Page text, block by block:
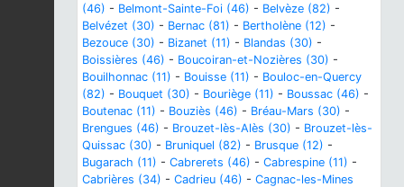
(46) - Belmont-Sainte-Foi (46) - Belvèze (82) -
Belvézet (30) - Bernac (81) - Bertholène (12) -
Bezouce (30) - Bizanet (11) - Blandas (30) -
Boissières (46) - Boucoiran-et-Nozières (30) -
Bouilhonnac (11) - Bouisse (11) - Bouloc-en-Quercy
(82) - Bouquet (30) - Bouriège (11) - Boussac (46) -
Boutenac (11) - Bouziès (46) - Bréau-Mars (30) -
Brengues (46) - Brouzet-lès-Alès (30) - Brouzet-lès-
Quissac (30) - Bruniquel (82) - Brusque (12) -
Bugarach (11) - Cabrerets (46) - Cabrespine (11) -
Cabrières (34) - Cadrieu (46) - Cagnac-les-Mines